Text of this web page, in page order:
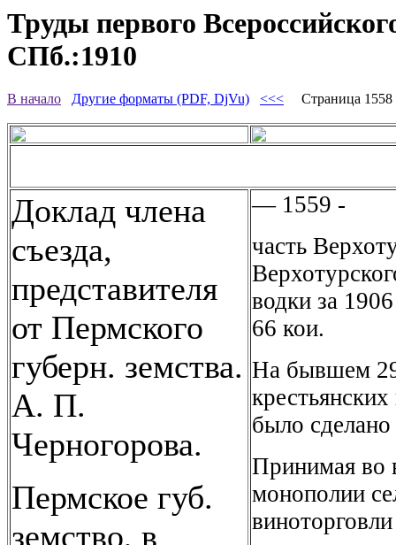
Труды первого
СПб.:1910
В начало Другие форматы (PDF, DjVu) <<< Страница
Доклад члена
съезда,
представителя
от Пермского
губерн. земства.
А. П.
Черногорова.
Пермское губ.
земство, в
— 1559 -
часть
водки за
66 кои.
На бывшем 29
было
Принимая во
монополии